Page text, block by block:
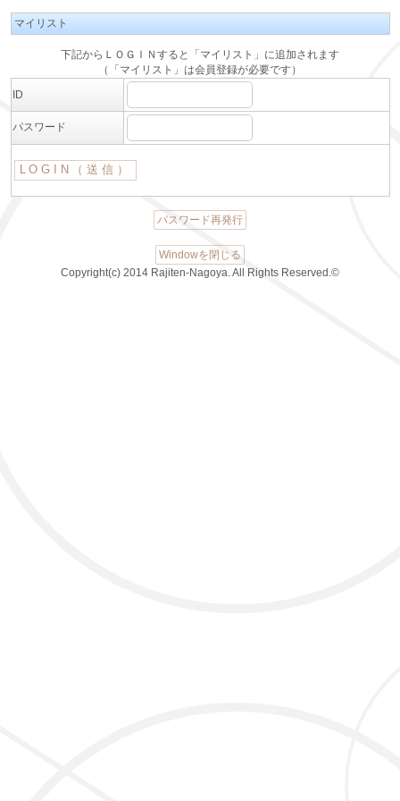
マイリスト
下記からＬＯＧＩＮすると「マイリスト」に追加されます
（「マイリスト」は会員登録が必要です）
ID
パスワード
パスワード再発行
Windowを閉じる
Copyright(c) 2014 Rajiten-Nagoya. All Rights Reserved.©